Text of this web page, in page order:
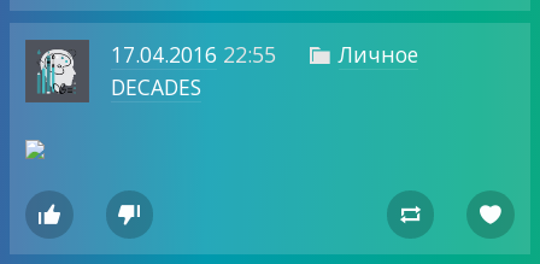
17.04.2016 22:55  Личное
DECADES
   